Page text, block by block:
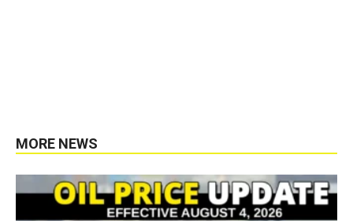
MORE NEWS